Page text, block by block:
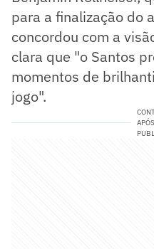
para a finalização do
concordou com a
clara que "o Santos
momentos de
jogo".